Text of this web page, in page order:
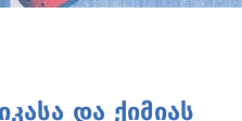
და ქიმიას